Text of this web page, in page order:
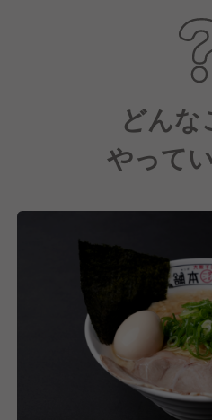
どんな
やって